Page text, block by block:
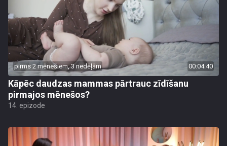
pirms 2 mēnešiem, 3 nedēļām 00:04:40
Kāpēc daudzas mammas pārtrauc zīdīšanu
pirmajos mēnešos?
14. epizode